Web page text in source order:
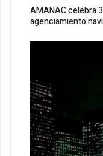
AMANAC celebra
agenciamiento